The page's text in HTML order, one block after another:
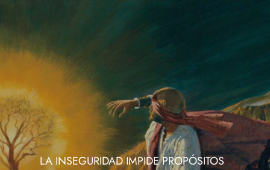
LA INSEGURIDAD IMPIDE PROPÓSITOS